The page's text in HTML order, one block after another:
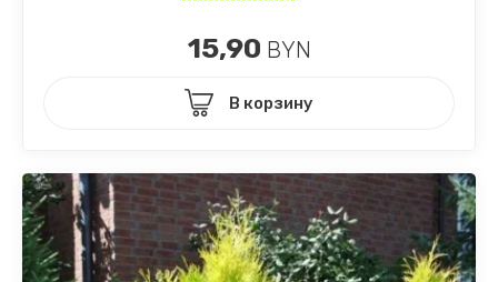
15,90 BYN
В корзину